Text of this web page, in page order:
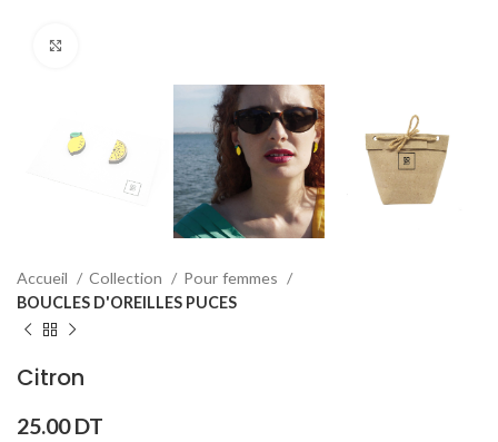
Accueil Collection
Pour femmes
BOUCLES D'OREILLES PUCES
Citron
25.00DT